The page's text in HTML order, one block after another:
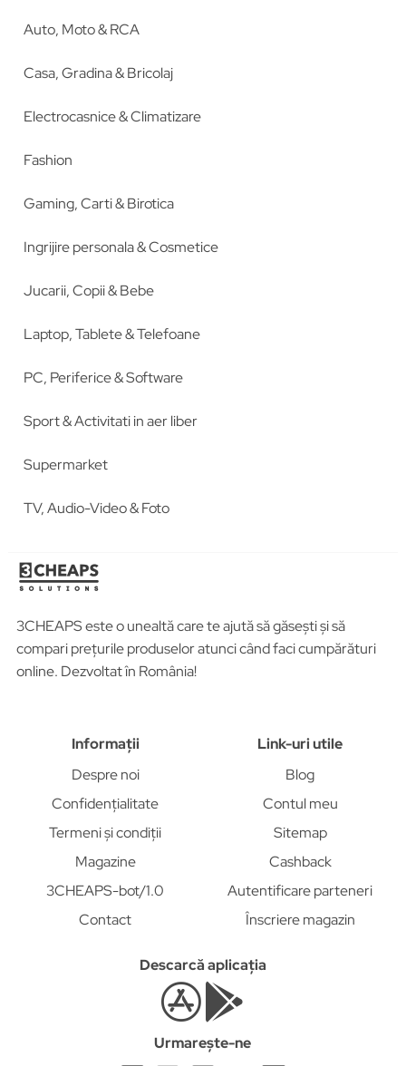
Auto, Moto & RCA
Casa, Gradina & Bricolaj
Electrocasnice & Climatizare
Fashion
Gaming, Carti & Birotica
Ingrijire personala & Cosmetice
Jucarii, Copii & Bebe
Laptop, Tablete & Telefoane
PC, Periferice & Software
Sport & Activitati in aer liber
Supermarket
TV, Audio-Video & Foto
3CHEAPS este o unealtă care te ajută să găsești și să
compari prețurile produselor atunci când faci cumpărături
online. Dezvoltat în România!
Informații
Despre noi
Confidențialitate
Termeni și condiții
Magazine
3CHEAPS-bot/1.0
Contact
Link-uri utile
Blog
Contul meu
Sitemap
Cashback
Autentificare parteneri
Înscriere magazin
Descarcă aplicația
Urmarește-ne